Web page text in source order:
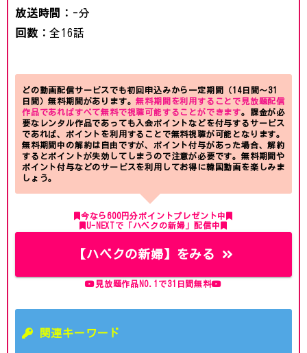
放送時間： -分
回数：全16話
どの動画配信サービスでも初回申込みから一定期間（14日間～31
日間）無料期間があります。無料期間を利用することで見放題配信
作品であればすべて無料で視聴可能することができます。課金が必
要なレンタル作品であっても入会ポイントなどを付与するサービス
であれば、ポイントを利用することで無料視聴が可能となります。
無料期間中の解約は自由ですが、ポイント付与があった場合、解約
するとポイントが失効してしまうので注意が必要です。無料期間や
ポイント付与などのサービスを利用してお得に韓国動画を楽しみま
しょう。
今なら600円分ポイントプレゼント中
U-NEXTで「ハベクの新婦」配信中
【ハベクの新婦】をみる
見放題作品NO.1で31日間無料
関連キーワード